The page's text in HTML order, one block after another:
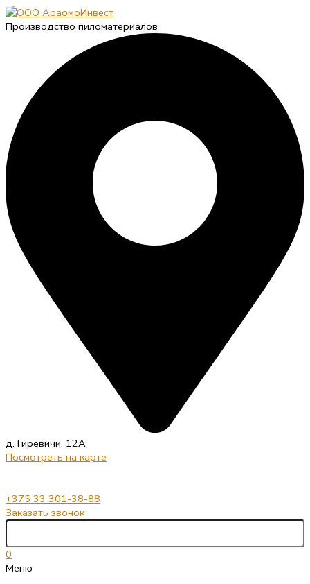
Производство пиломатериалов
д. Гиревичи, 12А
Посмотреть на карте
+375 33 301-38-88
Заказать звонок
0
Меню